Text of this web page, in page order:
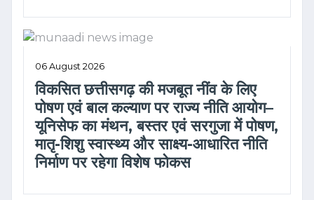
06 August 2026
विकसित छत्तीसगढ़ की मजबूत नींव के लिए
पोषण एवं बाल कल्याण पर राज्य नीति आयोग–
यूनिसेफ का मंथन, बस्तर एवं सरगुजा में पोषण,
मातृ-शिशु स्वास्थ्य और साक्ष्य-आधारित नीति
निर्माण पर रहेगा विशेष फोकस